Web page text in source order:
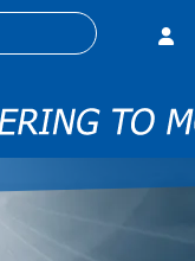
搜索项